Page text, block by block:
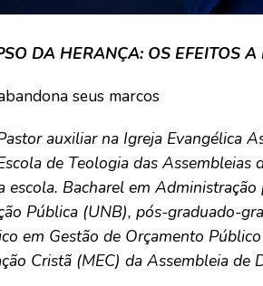
DA HERANÇA: OS EFEITOS A
seus marcos
auxiliar na Igreja Evangélica
de Teologia das Assembleias
Bacharel em
Pública (UNB), pós-graduado-
em Gestão de Orçamento
Cristã (MEC) da Assembleia de